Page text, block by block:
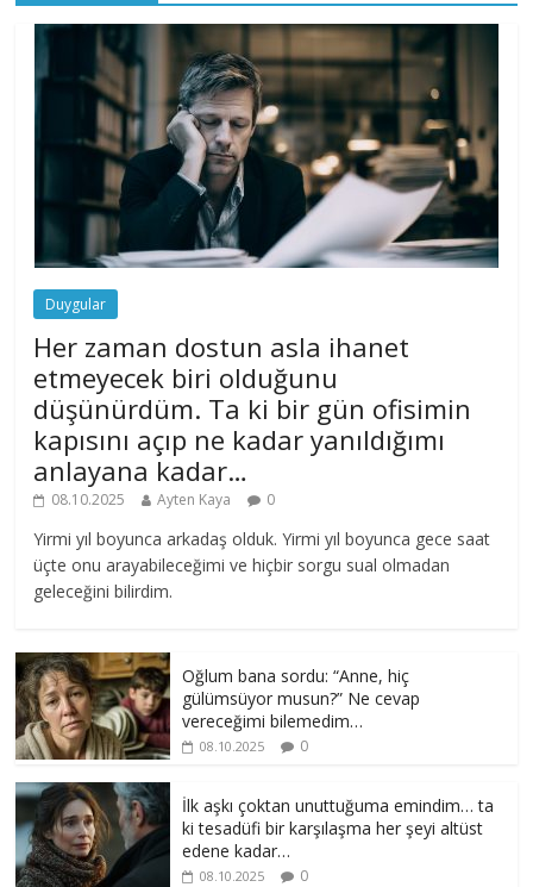
Duygular
Her zaman dostun asla ihanet
etmeyecek biri olduğunu
düşünürdüm. Ta ki bir gün ofisimin
kapısını açıp ne kadar yanıldığımı
anlayana kadar…
08.10.2025 Ayten Kaya 0
Yirmi yıl boyunca arkadaş olduk. Yirmi yıl boyunca gece saat
üçte onu arayabileceğimi ve hiçbir sorgu sual olmadan
geleceğini bilirdim.
Oğlum bana sordu: “Anne, hiç
gülümsüyor musun?” Ne cevap
vereceğimi bilemedim…
08.10.2025 0
İlk aşkı çoktan unuttuğuma emindim… ta
ki tesadüfi bir karşılaşma her şeyi altüst
edene kadar…
08.10.2025 0